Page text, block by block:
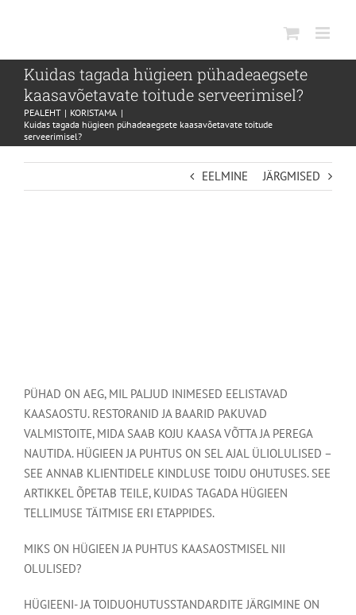
Kuidas tagada hügieen pühadeaegsete
kaasavõetavate toitude serveerimisel?
PEALEHT
KORISTAMA
Kuidas tagada hügieen pühadeaegsete kaasavõetavate toitude
serveerimisel?
EELMINE JÄRGMISED
PÜHAD ON AEG, MIL PALJUD INIMESED EELISTAVAD
KAASAOSTU. RESTORANID JA BAARID PAKUVAD
VALMISTOITE, MIDA SAAB KOJU KAASA VÕTTA JA PEREGA
NAUTIDA. HÜGIEEN JA PUHTUS ON SEL AJAL ÜLIOLULISED –
SEE ANNAB KLIENTIDELE KINDLUSE TOIDU OHUTUSES. SEE
ARTIKKEL ÕPETAB TEILE, KUIDAS TAGADA HÜGIEEN
TELLIMUSE TÄITMISE ERI ETAPPIDES.
MIKS ON HÜGIEEN JA PUHTUS KAASAOSTMISEL NII
OLULISED?
HÜGIEENI- JA TOIDUOHUTUSSTANDARDITE JÄRGIMINE ON